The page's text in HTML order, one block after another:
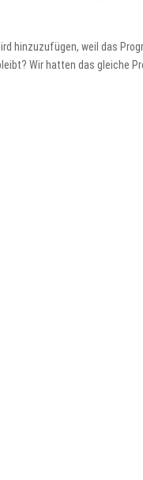
hinzuzufügen, weil das
Wir hatten das gleiche